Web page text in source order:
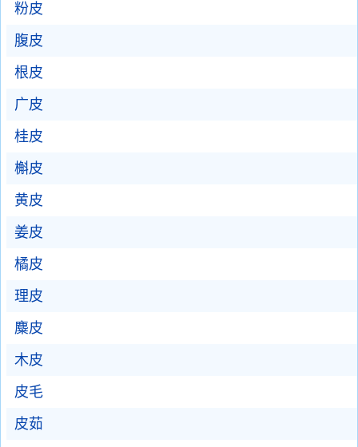
粉皮
腹皮
根皮
广皮
桂皮
槲皮
黄皮
姜皮
橘皮
理皮
麋皮
木皮
皮毛
皮茹